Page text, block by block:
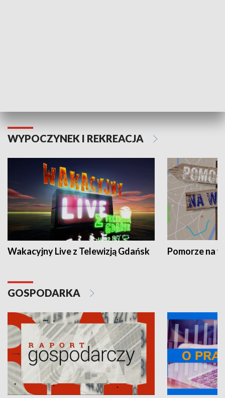
WYPOCZYNEK I REKREACJA
Wakacyjny Live z Telewizją Gdańsk Pomorze na
GOSPODARKA